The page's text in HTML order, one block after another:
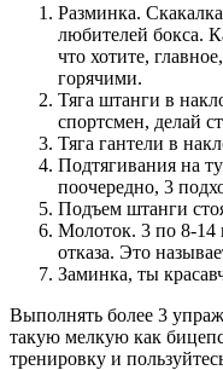
Разминка.
любителей бокса.
что хотите,
горячими.
Тяга штанги в
спортсмен, делай
Тяга гантели в
Подтягивания на
поочередно, 3
Подъем штанги
Молоток. 3 по 8-14
отказа. Это
Заминка, ты
Выполнять более 3
такую мелкую как
тренировку и